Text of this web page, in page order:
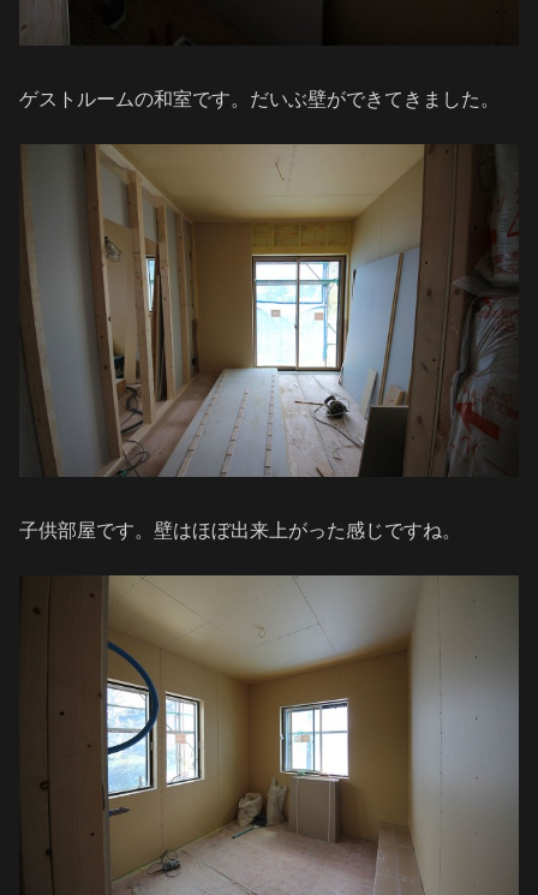
ゲストルームの和室です。だいぶ壁ができてきました。
子供部屋です。壁はほぼ出来上がった感じですね。